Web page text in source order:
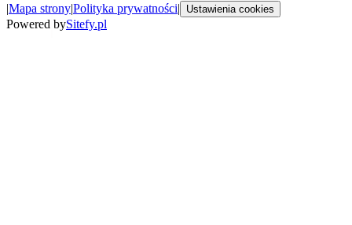
|Mapa strony|Polityka prywatności| Ustawienia cookies
Powered bySitefy.pl